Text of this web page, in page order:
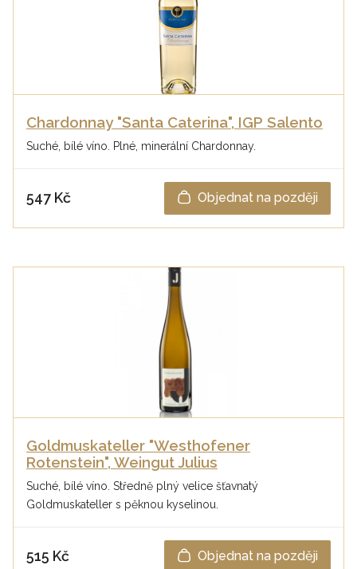
Chardonnay "Santa Caterina", IGP Salento
Suché, bílé víno. Plné, minerální Chardonnay.
547 Kč Objednat na později
Goldmuskateller "Westhofener
Rotenstein", Weingut Julius
Suché, bílé víno. Středně plný velice šťavnatý
Goldmuskateller s pěknou kyselinou.
515 Kč Objednat na později